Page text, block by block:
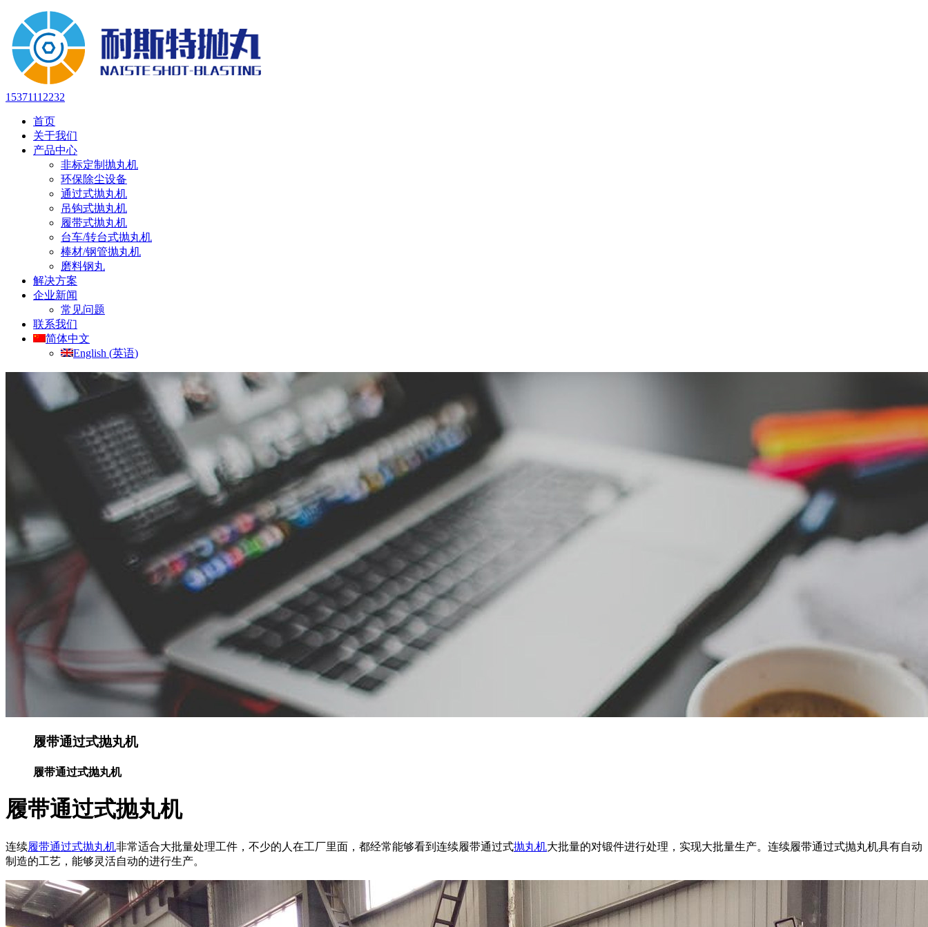
15371112232
首页
关于我们
产品中心
非标定制抛丸机
环保除尘设备
通过式抛丸机
吊钩式抛丸机
履带式抛丸机
台车/转台式抛丸机
棒材/钢管抛丸机
磨料钢丸
解决方案
企业新闻
常见问题
联系我们
简体中文
English (英语)
履带通过式抛丸机
履带通过式抛丸机
履带通过式抛丸机
连续履带通过式抛丸机非常适合大批量处理工件，不少的人在工厂里面，都经常能够看到连续履带通过式抛丸机大批量的对锻件进行处理，实现大批量生产。连续履带通过式抛丸机具有自动
制造的工艺，能够灵活自动的进行生产。